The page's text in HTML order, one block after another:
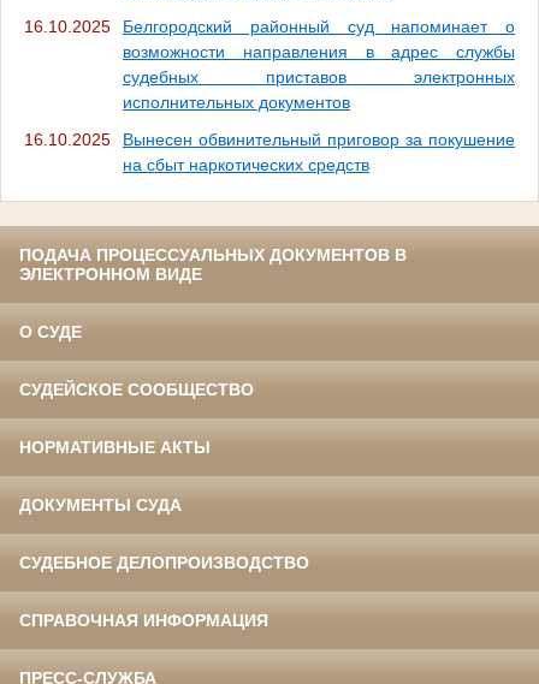
16.10.2025
Белгородский районный суд напоминает о
возможности направления в адрес службы
судебных приставов электронных
исполнительных документов
16.10.2025
Вынесен обвинительный приговор за покушение
на сбыт наркотических средств
ПОДАЧА ПРОЦЕССУАЛЬНЫХ ДОКУМЕНТОВ В
ЭЛЕКТРОННОМ ВИДЕ
О СУДЕ
СУДЕЙСКОЕ СООБЩЕСТВО
НОРМАТИВНЫЕ АКТЫ
ДОКУМЕНТЫ СУДА
СУДЕБНОЕ ДЕЛОПРОИЗВОДСТВО
СПРАВОЧНАЯ ИНФОРМАЦИЯ
ПРЕСС-СЛУЖБА